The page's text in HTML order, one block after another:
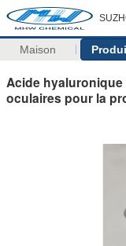
Maison
Acide
oculaires pour la